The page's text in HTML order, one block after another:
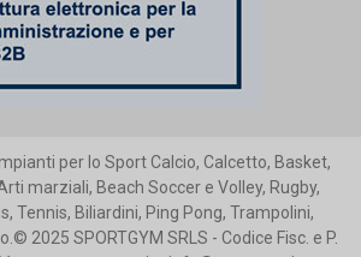
per lo Sport Calcio, Calcetto, Basket,
marziali, Beach Soccer e Volley, Rugby,
Tennis, Biliardini, Ping Pong, Trampolini,
2025 SPORTGYM SRLS - Codice Fisc. e P.